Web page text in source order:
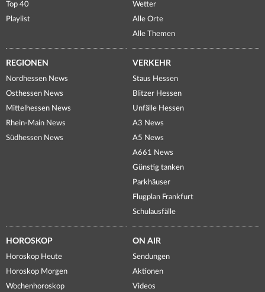
Top 40
Playlist
Wetter
Alle Orte
Alle Themen
REGIONEN
Nordhessen News
Osthessen News
Mittelhessen News
Rhein-Main News
Südhessen News
VERKEHR
Staus Hessen
Blitzer Hessen
Unfälle Hessen
A3 News
A5 News
A661 News
Günstig tanken
Parkhäuser
Flugplan Frankfurt
Schulausfälle
HOROSKOP
Horoskop Heute
Horoskop Morgen
Wochenhoroskop
ON AIR
Sendungen
Aktionen
Videos